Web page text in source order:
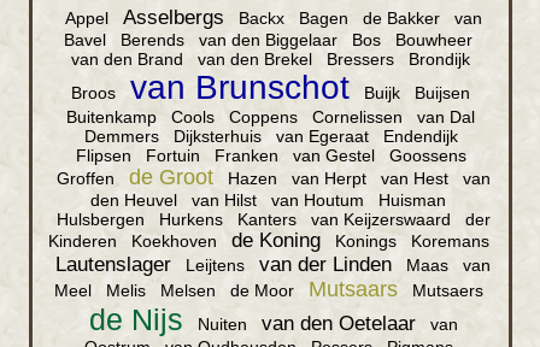
Appel Asselbergs Backx Bagen de Bakker
van
Bavel
Berends van den Biggelaar Bos
Bouwheer
van den Brand
van den Brekel Bressers
Brondijk
Broos
van Brunschot Buijk
Buijsen
Buitenkamp
Cools Coppens Cornelissen
van Dal
Demmers
Dijksterhuis van Egeraat
Endendijk
Flipsen
Fortuin Franken van Gestel
Goossens
Groffen
de Groot Hazen van Herpt van Hest
van
den Heuvel
van Hilst van Houtum
Huisman
Hulsbergen
Hurkens Kanters van Keijzerswaard
der
Kinderen
Koekhoven de Koning Konings Koremans
Lautenslager Leijtens van der Linden Maas
van
Meel
Melis Melsen de Moor Mutsaars Mutsaers
de Nijs Nuiten van den Oetelaar
van